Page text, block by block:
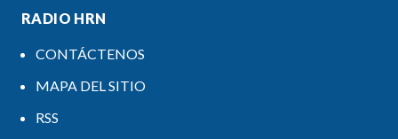
RADIO HRN
CONTÁCTENOS
MAPA DEL SITIO
RSS